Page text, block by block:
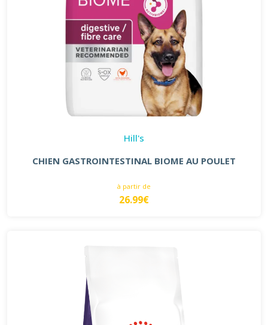
Hill's
CHIEN GASTROINTESTINAL BIOME AU POULET
à partir de
26.99€